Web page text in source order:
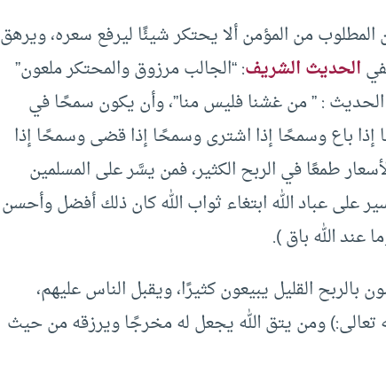
المطلوب من المؤمن ألا يحتكر شيئًا ليرفع سعره، ويرهق
الحديث الشريف: “الجالب مرزوق والمحتكر ملعون”
: ” من غشنا فليس منا”، وأن يكون سمحًا في
إذا باع وسمحًا إذا اشترى وسمحًا إذا قضى وسمحًا إذا
طمعًا في الربح الكثير، فمن يسَّر على المسلمين
على عباد الله ابتغاء ثواب الله كان ذلك أفضل وأحسن
عند الله باق ).
القليل يبيعون كثيرًا، ويقبل الناس عليهم،
تعالى:) ومن يتق الله يجعل له مخرجًا ويرزقه من حيث